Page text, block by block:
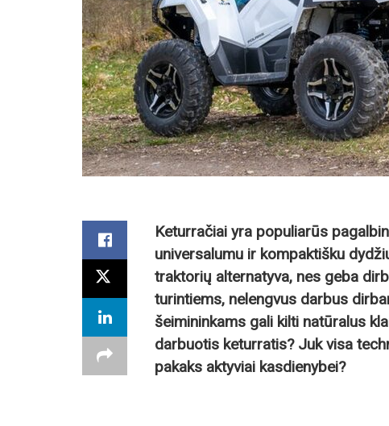
Keturračiai yra populiarūs
universalumu ir kompaktišku
traktorių alternatyva, nes geba
turintiems, nelengvus darbus
šeimininkams gali kilti natūralus
darbuotis keturratis? Juk visa
pakaks aktyviai kasdienybei?